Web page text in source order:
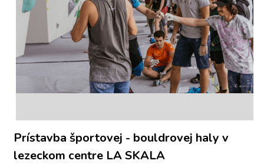
Prístavba športovej - bouldrovej haly v
lezeckom centre LA SKALA